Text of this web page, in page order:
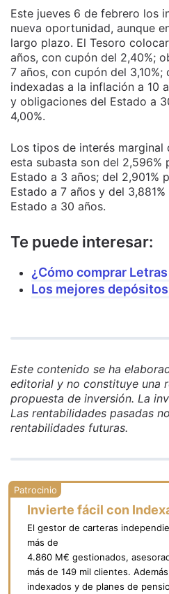
Este jueves 6 de febrero los
nueva oportunidad, aunque
largo plazo. El Tesoro
años, con cupón del 2,40%;
7 años, con cupón del
indexadas a la inflación a 10
y obligaciones del Estado a
4,00%.
Los tipos de interés marginal
esta subasta son del 2,596%
Estado a 3 años; del 2,901%
Estado a 7 años y del
Estado a 30 años.
Te puede interesar:
¿Cómo comprar
Los mejores
Este contenido se ha
editorial y no constituye una
propuesta de inversión. La
Las rentabilidades pasadas
rentabilidades futuras.
Invierte fácil con
El gestor de carteras
más de
4.860 M€ gestionados,
más de 149 mil clientes.
indexados y de planes de